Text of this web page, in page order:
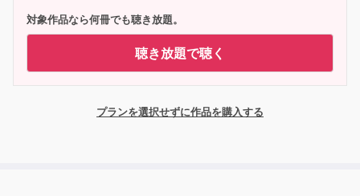
対象作品なら何冊でも聴き放題。
聴き放題で聴く
プランを選択せずに作品を購入する